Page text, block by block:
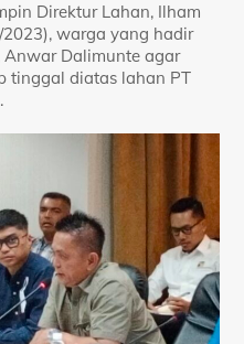
Direktur Lahan, Ilham
warga yang hadir
Anwar Dalimunte agar
tinggal diatas lahan PT